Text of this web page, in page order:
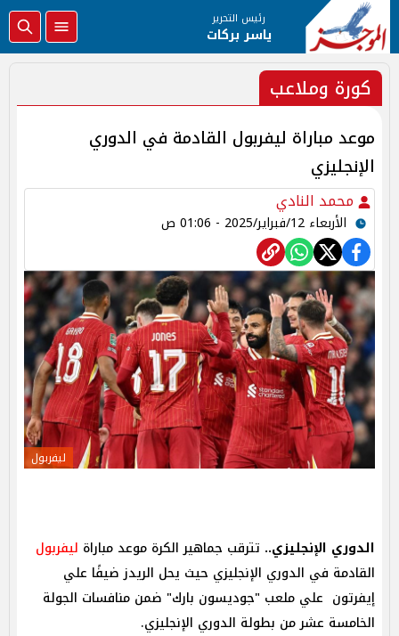
رئيس التحرير
ياسر بركات
كورة وملاعب
موعد مباراة ليفربول القادمة في الدوري
الإنجليزي
محمد النادي
الأربعاء 12/فبراير/2025 - 01:06 ص
ليفربول
الدوري الإنجليزي.. تترقب جماهير الكرة موعد مباراة ليفربول
القادمة في الدوري الإنجليزي حيث يحل الريدز ضيفًا علي
إيفرتون علي ملعب "جوديسون بارك" ضمن منافسات الجولة
الخامسة عشر من بطولة الدوري الإنجليزي.